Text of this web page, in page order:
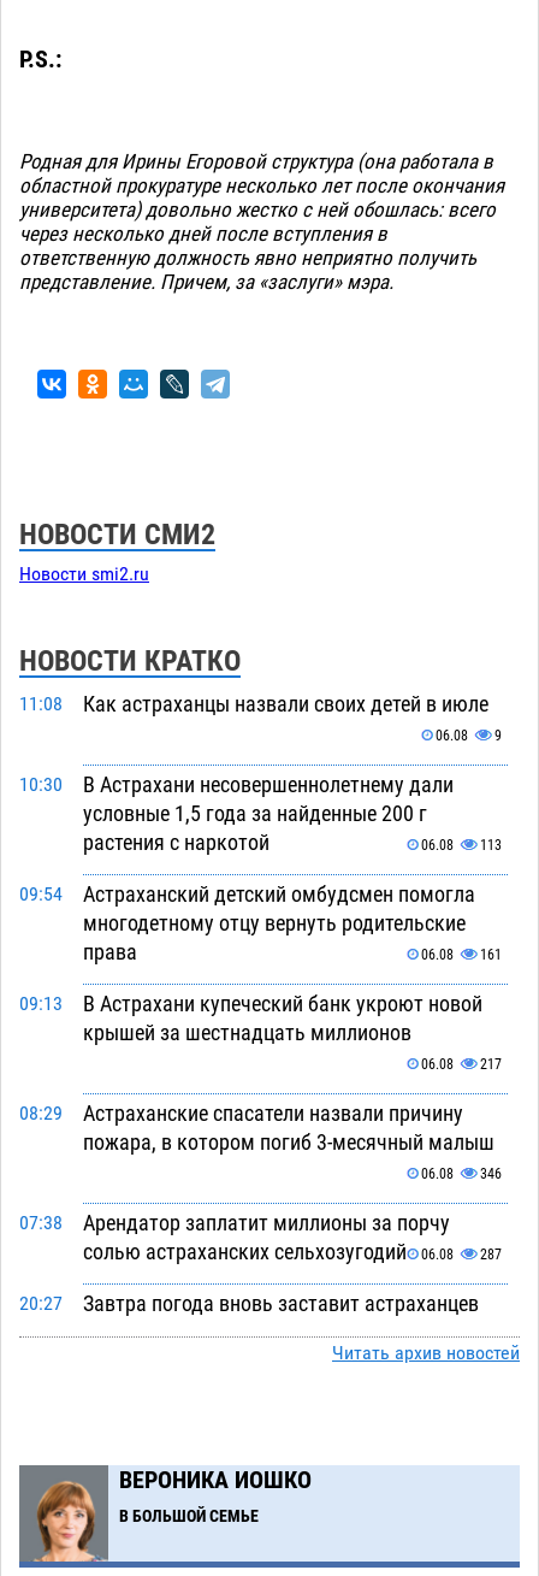
P.S.:
Родная для Ирины Егоровой структура (она работала в
областной прокуратуре несколько лет после окончания
университета) довольно жестко с ней обошлась: всего
через несколько дней после вступления в
ответственную должность явно неприятно получить
представление. Причем, за «заслуги» мэра.
НОВОСТИ СМИ2
Новости smi2.ru
НОВОСТИ КРАТКО
11:08 Как астраханцы назвали своих детей в июле
06.08 9
10:30
В Астрахани несовершеннолетнему дали
условные 1,5 года за найденные 200 г
растения с наркотой
06.08 113
09:54
Астраханский детский омбудсмен помогла
многодетному отцу вернуть родительские
права
06.08 161
09:13
В Астрахани купеческий банк укроют новой
крышей за шестнадцать миллионов
06.08 217
08:29
Астраханские спасатели назвали причину
пожара, в котором погиб 3-месячный малыш
06.08 346
07:38
Арендатор заплатит миллионы за порчу
солью астраханских сельхозугодий
06.08 287
20:27
Завтра погода вновь заставит астраханцев
жариться
05.08 381
18:29
Маленькую девочку увезли в больницу после
ДТП у «Алимпика» в Астрахани
16:31
Всероссийская летняя перепись воробьев
Читать архив новостей
ВЕРОНИКА ИОШКО
В БОЛЬШОЙ СЕМЬЕ